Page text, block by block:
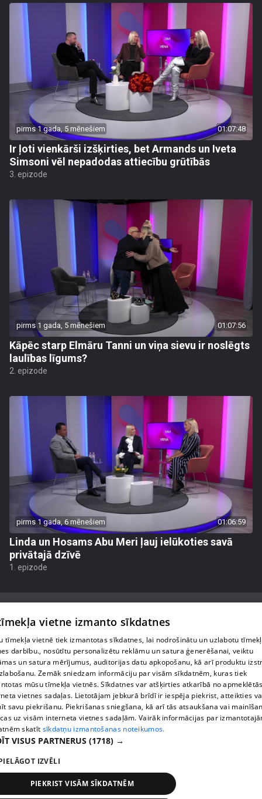
pirms 1 gada, 5 mēnešiem 01:07:48
Ir ļoti vienkārši izšķirties, bet Armands un Iveta
Simsoni vēl nepadodas attiecību grūtībās
3. epizode
pirms 1 gada, 5 mēnešiem 01:07:56
Kāpēc starp Elmāru Tanni un viņa sievu ir noslēgts
laulības līgums?
2. epizode
pirms 1 gada, 6 mēnešiem 01:06:59
Linda un Hosams Abu Meri ļauj ielūkoties savā
privātajā dzīvē
1. epizode
1188 play jautājumu gadījumā raksti:
info@1188.lv
reklāma:
Par mums
Privātuma politika
Sīkdatnes
Lietošanas noteikumi
vietne izmanto sīkdatnes
tīmekļa vietnē tiek izmantotas sīkdatnes, lai nodrošinātu un uzlabotu
darbību., nosūtītu personalizētu reklāmu un satura ģenerēšanai, veiktu
un satura mērījumus, auditorijas datu apkopošanu, kā arī produktu
Zemāk sniedzam informāciju par visām sīkdatnēm, kuras tiek
mūsu tīmekļa vietnēs. Sīkdatnes var atšķirties atkarībā no
vietnes sadaļas. Lietotājam jebkurā brīdī ir iespēja piekrist, atteikties
savu piekrišanu. Piekrišanas sniegšana, kā arī tās atsaukšana vai
uz visām interneta vietnes sadaļām. Vairāk informācijas par
skatīt sīkdatņu izmantošanas noteikumos.
VISUS PARTNERUS (1718) →
IZVĒLI
PIEKRIST VISĀM SĪKDATNĒM